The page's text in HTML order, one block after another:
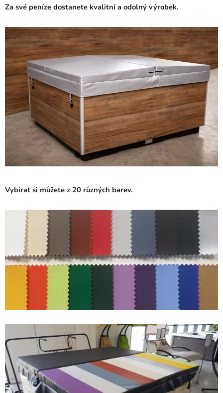
Za své peníze dostanete kvalitní a odolný výrobek.
Vybírat si můžete z 20 různých barev.